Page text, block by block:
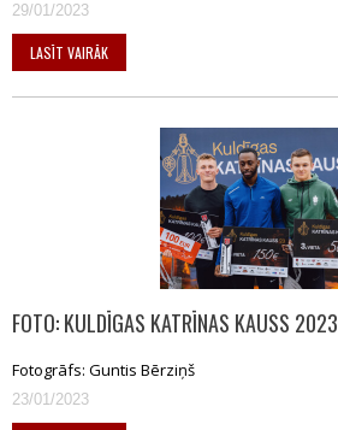
29/01/2023
LASĪT VAIRĀK
FOTO: KULDĪGAS KATRĪNAS KAUSS 2023
Fotogrāfs: Guntis Bērziņš
23/01/2023